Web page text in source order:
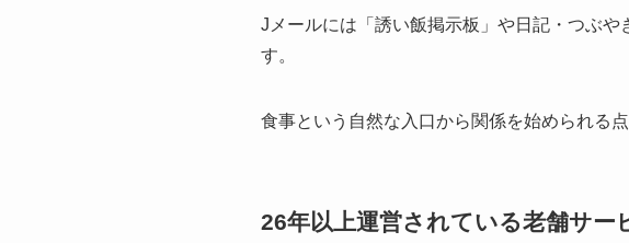
Jメールには「誘い飯掲示板」や日記・つぶ
す。
食事という自然な入口から関係を始められる
26年以上運営されている老舗サー